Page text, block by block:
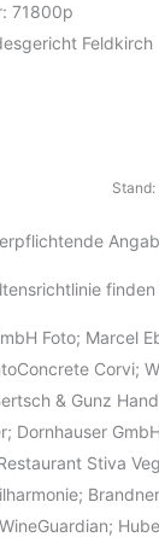
71800p
Feldkirch
finden
Foto; Marcel
Corvi;
& Gunz
Dornhauser
Stiva